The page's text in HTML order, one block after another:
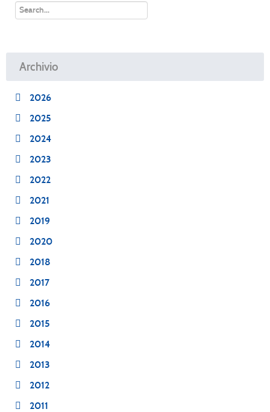
Archivio
2026
2025
2024
2023
2022
2021
2019
2020
2018
2017
2016
2015
2014
2013
2012
2011